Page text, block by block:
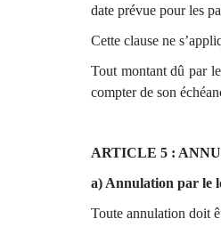
date prévue pour les
Cette clause ne
Tout montant dû par
compter de son
ARTICLE 5 :
a) Annulation par le
Toute annulation doit